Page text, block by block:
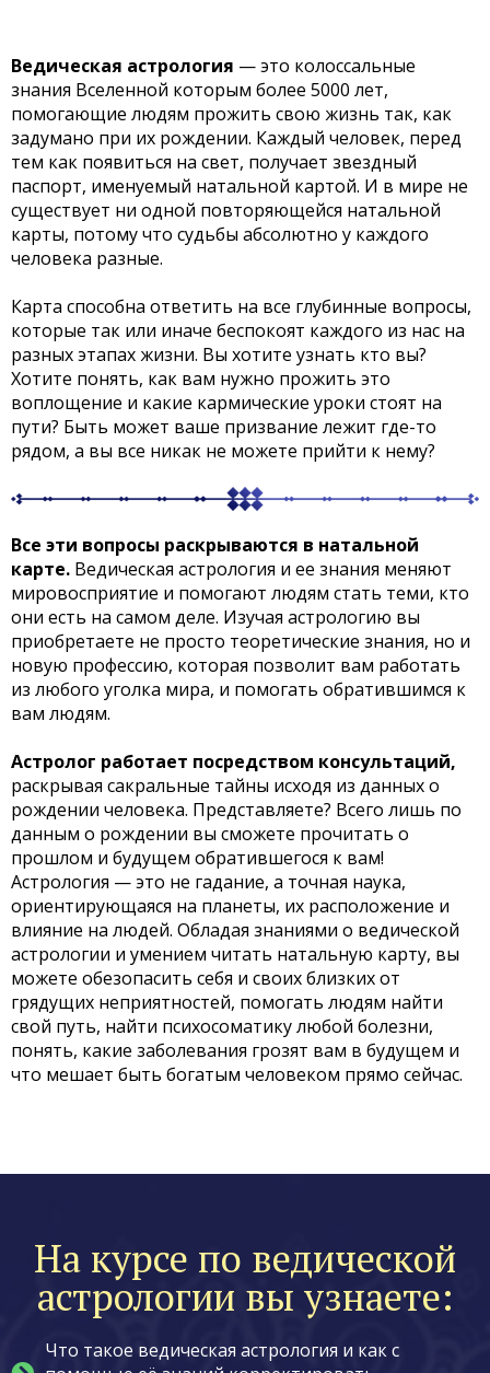
Ведическая астрология — это колоссальные
знания Вселенной которым более 5000 лет,
помогающие людям прожить свою жизнь так, как
задумано при их рождении. Каждый человек, перед
тем как появиться на свет, получает звездный
паспорт, именуемый натальной картой. И в мире не
существует ни одной повторяющейся натальной
карты, потому что судьбы абсолютно у каждого
человека разные.
Карта способна ответить на все глубинные вопросы,
которые так или иначе беспокоят каждого из нас на
разных этапах жизни. Вы хотите узнать кто вы?
Хотите понять, как вам нужно прожить это
воплощение и какие кармические уроки стоят на
пути? Быть может ваше призвание лежит где-то
рядом, а вы все никак не можете прийти к нему?
Все эти вопросы раскрываются в натальной
карте. Ведическая астрология и ее знания меняют
мировосприятие и помогают людям стать теми, кто
они есть на самом деле. Изучая астрологию вы
приобретаете не просто теоретические знания, но и
новую профессию, которая позволит вам работать
из любого уголка мира, и помогать обратившимся к
вам людям.
Астролог работает посредством консультаций,
раскрывая сакральные тайны исходя из данных о
рождении человека. Представляете? Всего лишь по
данным о рождении вы сможете прочитать о
прошлом и будущем обратившегося к вам!
Астрология — это не гадание, а точная наука,
ориентирующаяся на планеты, их расположение и
влияние на людей. Обладая знаниями о ведической
астрологии и умением читать натальную карту, вы
можете обезопасить себя и своих близких от
грядущих неприятностей, помогать людям найти
свой путь, найти психосоматику любой болезни,
понять, какие заболевания грозят вам в будущем и
что мешает быть богатым человеком прямо сейчас.
На курсе по ведической
астрологии вы узнаете:
Что такое ведическая астрология и как с